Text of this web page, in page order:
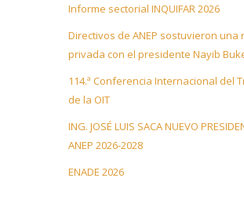
Informe sectorial INQUIFAR 2026
Directivos de ANEP sostuvieron una
privada con el presidente Nayib
114.ª Conferencia Internacional del
de la OIT
ING. JOSÉ LUIS SACA NUEVO
ANEP 2026-2028
ENADE 2026